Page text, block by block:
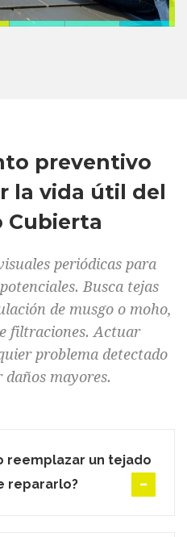
preventivo
la vida útil del
Cubierta
periódicas para
Busca tejas
de musgo o moho,
filtraciones. Actuar
problema detectado
daños mayores.
reemplazar un tejado
repararlo?